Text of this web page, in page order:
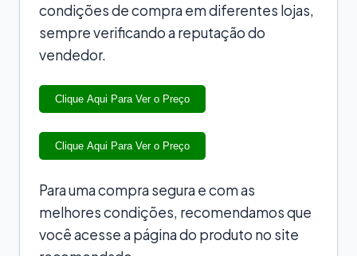
condições de compra em diferentes lojas,
sempre verificando a reputação do
vendedor.
Clique Aqui Para Ver o Preço
Clique Aqui Para Ver o Preço
Para uma compra segura e com as
melhores condições, recomendamos que
você acesse a página do produto no site